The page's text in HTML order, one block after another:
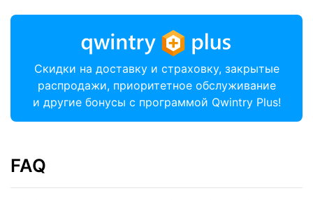
Скидки на доставку и страховку, закрытые
распродажи, приоритетное обслуживание
и другие бонусы с программой Qwintry Plus!
FAQ